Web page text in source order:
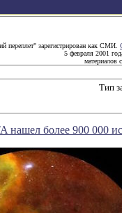
переплет" зарегистрирован как СМИ.
5 февраля 2001
материалов
Тип
нашел более 900 000